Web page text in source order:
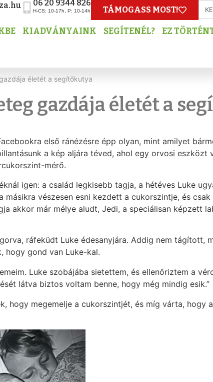
06 20 9344 826
H-CS: 10-17h, P: 10-14h TÁMOGASS MOST!
KIADVÁNYAINK SEGÍTENÉL? EZ
életét a segítőkutya
gazdája életét a
első ránézésre épp olyan, mint amilyet
a kép aljára téved, ahol egy orvosi eszközt
mérő.
igen: a család legkisebb tagja, a hétéves Luke
vészesen esni kezdett a cukorszintje, és
akkor már mélye aludt, Jedi, a speciálisan képzett
ráfeküdt Luke édesanyjára. Addig nem tágított,
hogy gond van Luke-kal.
Luke szobájába sietettem, és ellenőriztem a
látva biztos voltam benne, hogy még mindig esik.”
hogy megemelje a cukorszintjét, és míg várta, hogy